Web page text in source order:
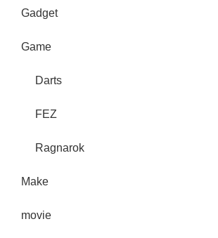
Gadget
Game
Darts
FEZ
Ragnarok
Make
movie